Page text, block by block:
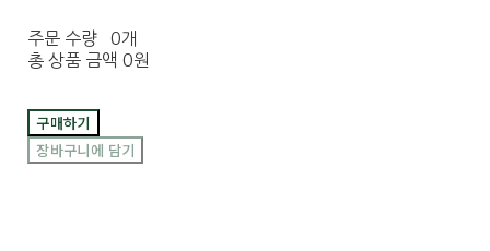
주문 수량
0개
총 상품 금액 0원
구매하기
장바구니에 담기